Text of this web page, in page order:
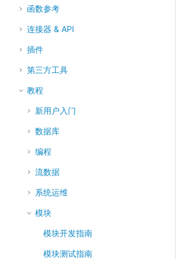
函数参考
连接器 & API
插件
第三方工具
教程
新用户入门
数据库
编程
流数据
系统运维
模块
模块开发指南
模块测试指南